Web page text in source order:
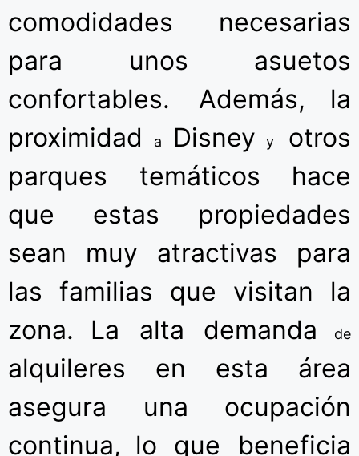
comodidades necesarias
para unos asuetos
confortables. Además,
la
proximidad
a Disney y
otros
parques temáticos hace
que estas propiedades
sean muy atractivas para
las familias que visitan la
zona.
La alta demanda de
alquileres en esta área
asegura una ocupación
continua, lo que beneficia